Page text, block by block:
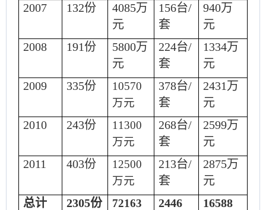
2007
132份 4085万
元
156台/
套
940万
元
2008
191份 5800万
元
224台/
套
1334万
元
2009
335份
10570
万元
378台/
套
2431万
元
2010
243份
11300
万元
268台/
套
2599万
元
2011
403份
12500
万元
213台/
套
2875万
元
总计
2305份
72163
2446
16588